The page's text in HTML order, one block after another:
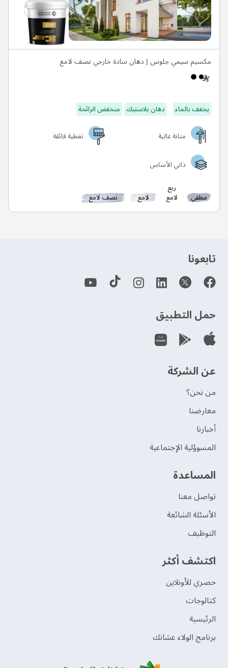
مكسيم سيمي جلوس | دهان سادة خارجي نصف لامع
يخفف بالماء دهان بلاستيك منخفض الرائحة
متانة عالية
تغطية فائقة
ذاتي الأساس
مطفي
ربع
لامع لامع نصف لامع
‫تابعونا‬
حمل التطبيق
عن الشركة
من نحن؟
‫معارضنا‬
‫أخبارنا‬
المسوؤلية الإجتماعية
‫المساعدة‬
تواصل معنا
الأسئلة الشائعة
التوظيف
اكتشف أكثر
حصري للأونلاين
‫كتالوجات‬
الرئيسية
برنامج الولاء عشانك